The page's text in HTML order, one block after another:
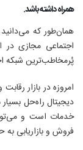
همراه داشته باشد.
همان‌طور که
اجتماعی مجازی
پُرمخاطب‌ترین شبکه
امروزه در بازار
دیجیتال را‌ه‌حل
خدمات است و
فروش و بازاریابی